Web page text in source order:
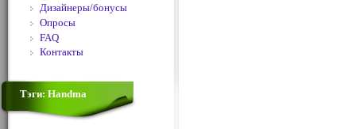
Дизайнеры/бонусы
Опросы
FAQ
Контакты
Тэги: Handma